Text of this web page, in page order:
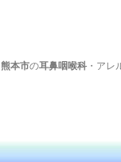
熊本市の耳鼻咽喉科 ・アレ